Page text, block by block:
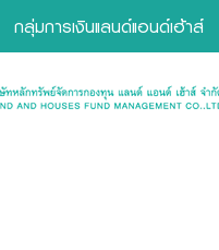
กลุ่มการเงินแลนด์แอนด์เฮ้าส์